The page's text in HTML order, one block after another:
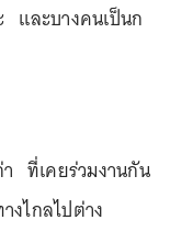
และบางคนเป็นก
ที่เคยร่วมงานกัน
งไกลไปต่าง